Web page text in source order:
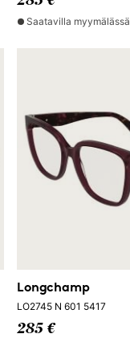
Saatavilla myymälässä
Longchamp
LO2745 N 601 5417
285 €